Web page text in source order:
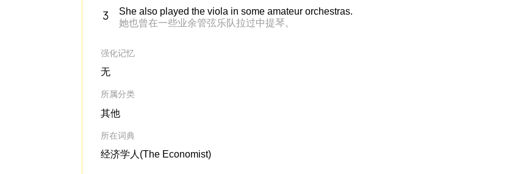
She also played the viola in some amateur orchestras.
她也曾在一些业余管弦乐队拉过中提琴。
强化记忆
无
所属分类
其他
所在词典
经济学人(The Economist)